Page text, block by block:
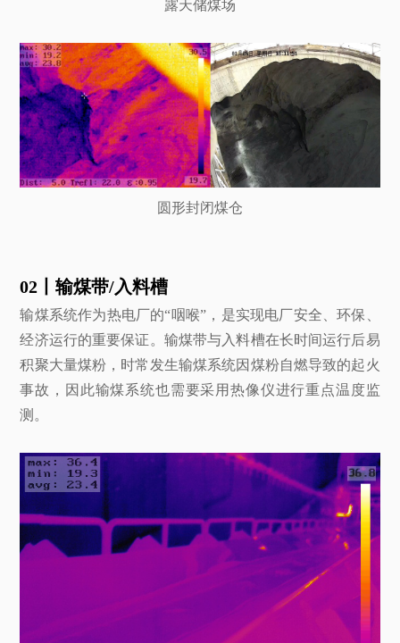
露天储煤场
圆形封闭煤仓
02丨输煤带/入料槽
输煤系统作为热电厂的“咽喉”，是实现电厂安全、环保、
经济运行的重要保证。输煤带与入料槽在长时间运行后易
积聚大量煤粉，时常发生输煤系统因煤粉自燃导致的起火
事故，因此输煤系统也需要采用热像仪进行重点温度监
测。